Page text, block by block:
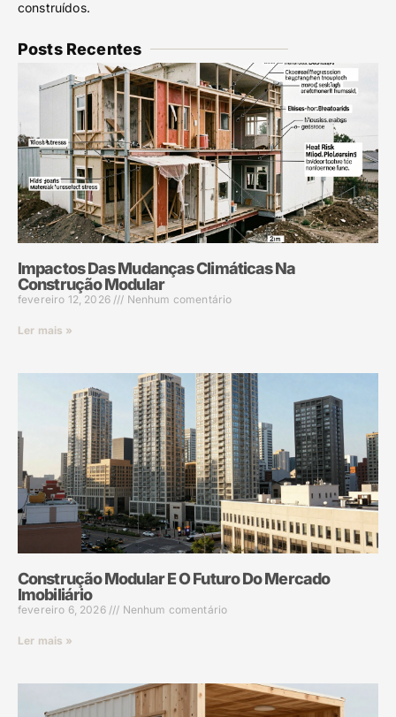
construídos.
Posts Recentes
Impactos Das Mudanças Climáticas Na
Construção Modular
fevereiro 12, 2026 Nenhum comentário
Ler mais »
Construção Modular E O Futuro Do Mercado
Imobiliário
fevereiro 6, 2026 Nenhum comentário
Ler mais »